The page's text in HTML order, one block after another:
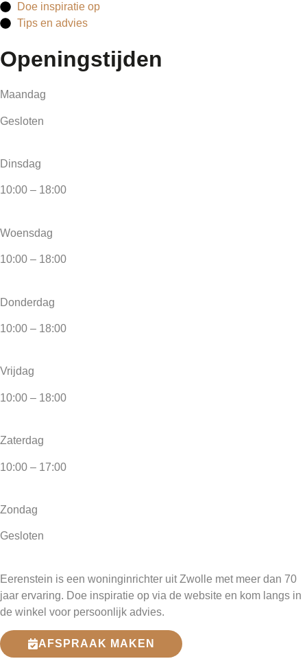
Doe inspiratie op
Tips en advies
Openingstijden
Maandag
Gesloten
Dinsdag
10:00 – 18:00
Woensdag
10:00 – 18:00
Donderdag
10:00 – 18:00
Vrijdag
10:00 – 18:00
Zaterdag
10:00 – 17:00
Zondag
Gesloten
Eerenstein is een woninginrichter uit Zwolle met meer dan 70
jaar ervaring. Doe inspiratie op via de website en kom langs in
de winkel voor persoonlijk advies.
AFSPRAAK MAKEN